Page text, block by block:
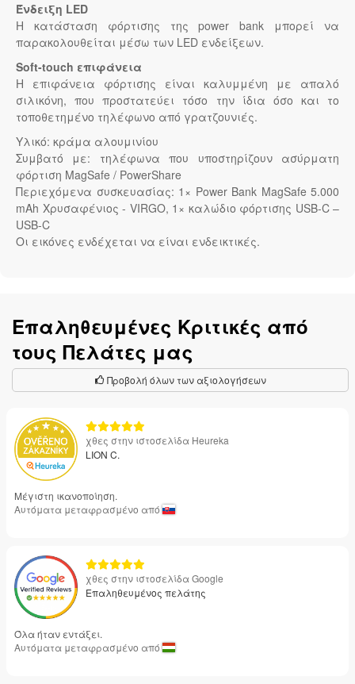
Ένδειξη LED
Η κατάσταση φόρτισης της power bank μπορεί να
παρακολουθείται μέσω των LED ενδείξεων.
Soft-touch επιφάνεια
Η επιφάνεια φόρτισης είναι καλυμμένη με απαλό
σιλικόνη, που προστατεύει τόσο την ίδια όσο και το
τοποθετημένο τηλέφωνο από γρατζουνιές.
Υλικό: κράμα αλουμινίου
Συμβατό με: τηλέφωνα που υποστηρίζουν ασύρματη
φόρτιση MagSafe / PowerShare
Περιεχόμενα συσκευασίας: 1× Power Bank MagSafe 5.000
mAh Χρυσαφένιος - VIRGO, 1× καλώδιο φόρτισης USB-C –
USB-C
Οι εικόνες ενδέχεται να είναι ενδεικτικές.
Επαληθευμένες Κριτικές από
τους Πελάτες μας
Προβολή όλων των αξιολογήσεων
χθες στην ιστοσελίδα Heureka
LION C.
Μέγιστη ικανοποίηση.
Αυτόματα μεταφρασμένο από
χθες στην ιστοσελίδα Google
Επαληθευμένος πελάτης
Όλα ήταν εντάξει.
Αυτόματα μεταφρασμένο από